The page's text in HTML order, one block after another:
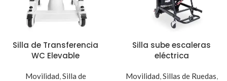
Silla de Transferencia
WC Elevable
Movilidad,Silla de
Silla sube escaleras
eléctrica
Movilidad,Sillas de Ruedas,